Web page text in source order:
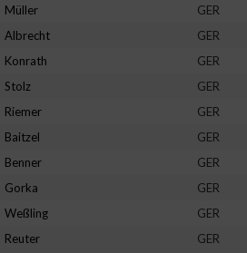
Müller GER
Albrecht GER
Konrath GER
Stolz GER
Riemer GER
Baitzel GER
Benner GER
Gorka GER
Weßling GER
Reuter GER
Inhalten
Inhalte